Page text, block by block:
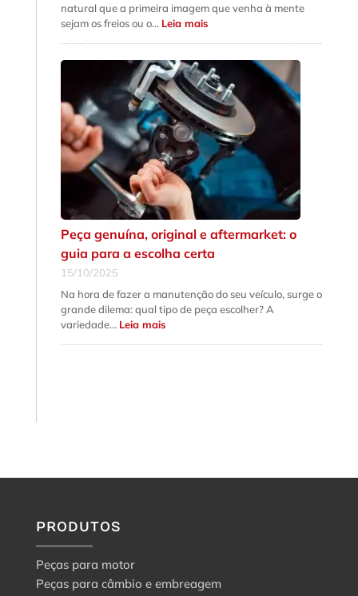
natural que a primeira imagem que venha à mente
sejam os freios ou o… Leia mais:
5
sinais
que
a
suspensão
do
seu
carro
precisa
de
revisão
urgente
Peça genuína, original e aftermarket: o
guia para a escolha certa
15/10/2025
Na hora de fazer a manutenção do seu veículo, surge o
grande dilema: qual tipo de peça escolher? A
variedade… Leia mais:
Peça
genuína,
PRODUTOS
Peças para motor
Peças para câmbio e embreagem